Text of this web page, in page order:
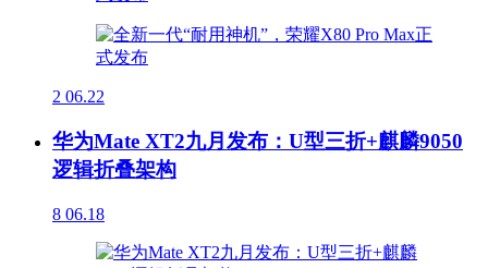
2 06.22
华为Mate XT2九月发布：U型三折+麒麟9050
逻辑折叠架构
8 06.18